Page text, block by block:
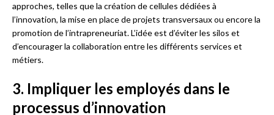
approches, telles que la création de cellules dédiées à
l’innovation, la mise en place de projets transversaux ou encore la
promotion de l’intrapreneuriat. L’idée est d’éviter les silos et
d’encourager la collaboration entre les différents services et
métiers.
3. Impliquer les employés dans le
processus d’innovation